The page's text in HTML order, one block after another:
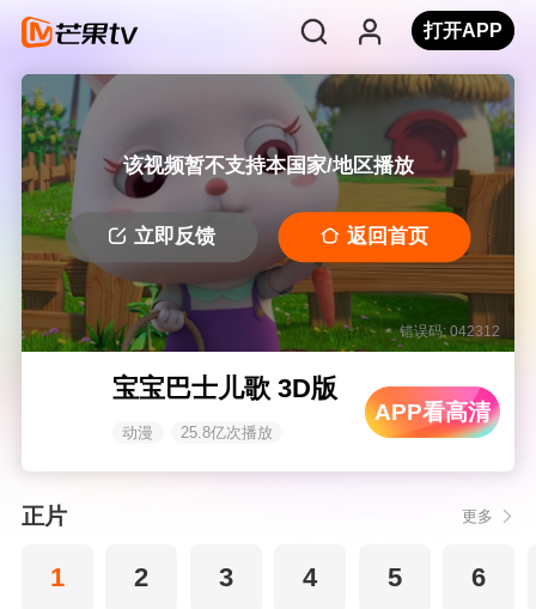
打开APP
该视频暂不支持本国家/地区播放
立即反馈 返回首页
错误码: 042312
宝宝巴士儿歌 3D版
动漫 25.8亿次播放
APP看高清
正片 更多
1 2 3 4 5 6